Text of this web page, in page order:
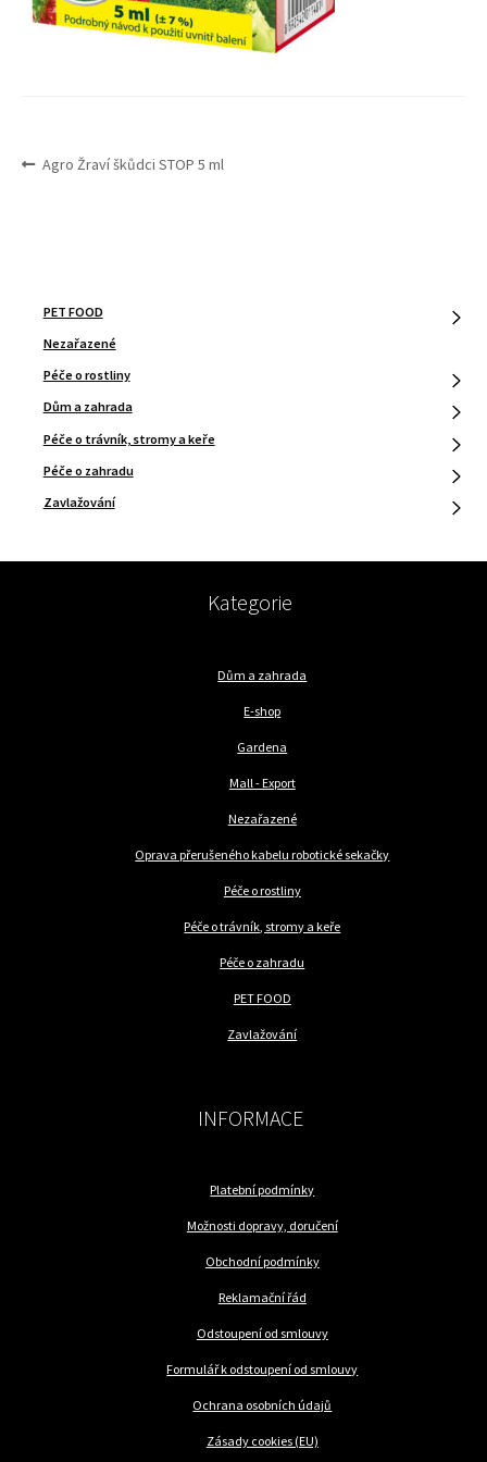
NAVIGACE
Předchozí
Agro Žraví škůdci STOP 5 ml
PET FOOD
Nezařazené
Péče o rostliny
Dům a zahrada
Péče o trávník, stromy a keře
Péče o zahradu
Zavlažování
Kategorie
Dům a zahrada
E-shop
Gardena
Mall - Export
Nezařazené
Oprava přerušeného kabelu robotické sekačky
Péče o rostliny
Péče o trávník, stromy a keře
Péče o zahradu
PET FOOD
Zavlažování
INFORMACE
Platební podmínky
Možnosti dopravy, doručení
Obchodní podmínky
Reklamační řád
Odstoupení od smlouvy
Formulář k odstoupení od smlouvy
Ochrana osobních údajů
Zásady cookies (EU)